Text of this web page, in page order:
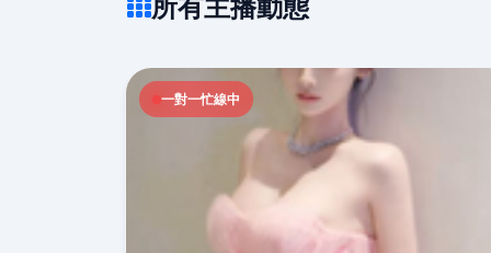
一對一忙線中